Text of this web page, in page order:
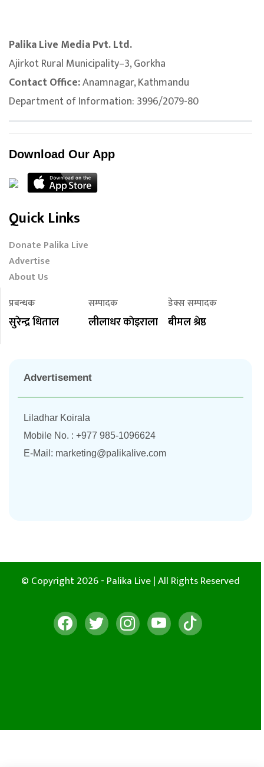
Palika Live Media Pvt. Ltd.
Ajirkot Rural Municipality–3, Gorkha
Contact Office:Anamnagar, Kathmandu
Department of Information: 3996/2079-80
Download Our App
Quick Links
Donate Palika Live
Advertise
About Us
प्रबन्धक
सुरेन्द्र धिताल
सम्पादक
लीलाधर काेइराला
डेक्स सम्पादक
बीमल श्रेष्ठ
Advertisement
Liladhar Koirala
Mobile No. : +977 985-1096624
E-Mail: marketing@palikalive.com
© Copyright 2026 - Palika Live | All Rights Reserved